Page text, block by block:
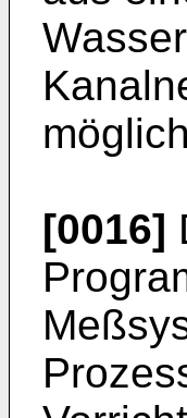
[0016]